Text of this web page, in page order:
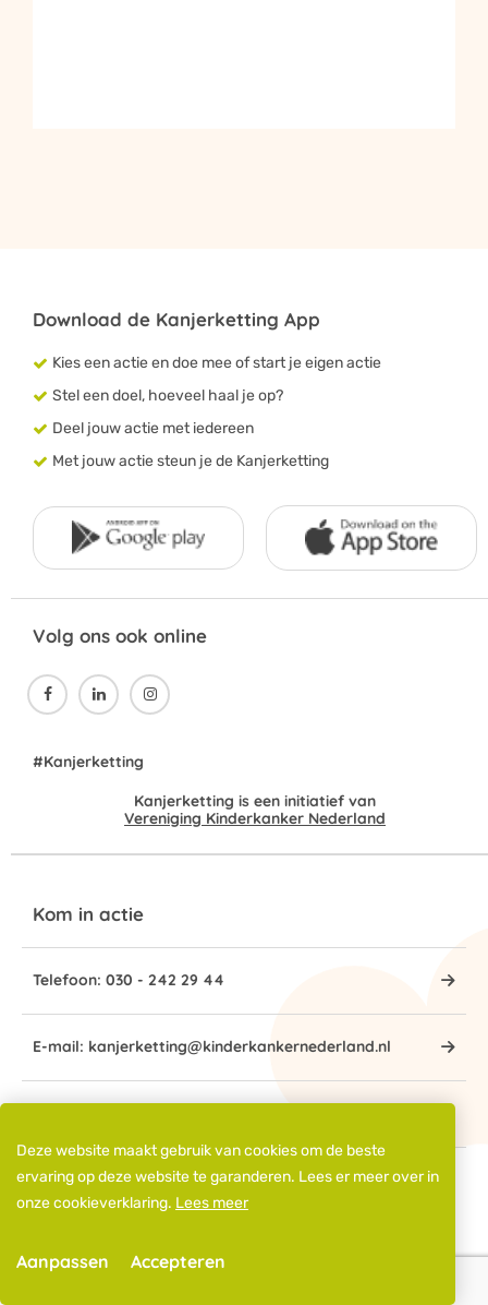
Deze website maakt gebruik van cookies om de beste
ervaring op deze website te garanderen. Lees er meer over in
onze cookieverklaring. Lees meer
Accepteren
Aanpassen
Download de Kanjerketting App
Kies een actie en doe mee of start je eigen actie
Stel een doel, hoeveel haal je op?
Deel jouw actie met iedereen
Met jouw actie steun je de Kanjerketting
Volg ons ook online
  
#Kanjerketting
Kanjerketting is een initiatief van
Vereniging Kinderkanker Nederland
Kom in actie
Telefoon: 030 - 242 29 44
E-mail: kanjerketting@kinderkankernederland.nl
© 2026 Kanjerketting - Alle rechten voorbehouden